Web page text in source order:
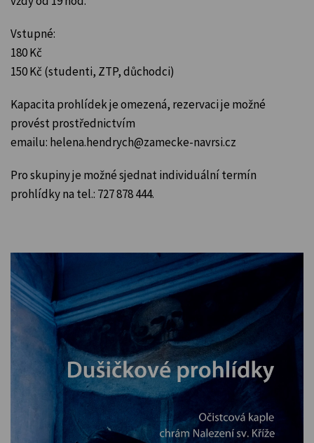
Vstupné:
180 Kč
150 Kč (studenti, ZTP, důchodci)
Kapacita prohlídek je omezená, rezervaci je možné
provést prostřednictvím
emailu: helena.hendrych@zamecke-navrsi.cz
Pro skupiny je možné sjednat individuální termín
prohlídky na tel.: 727 878 444.